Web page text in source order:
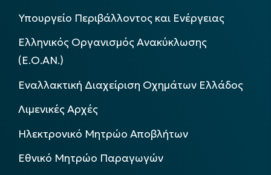
Υπουργείο Περιβάλλοντος και Ενέργειας
Ελληνικός Οργανισμός Ανακύκλωσης
(Ε.Ο.ΑΝ.)
Εναλλακτική Διαχείριση Οχημάτων Ελλάδος
Λιμενικές Αρχές
Ηλεκτρονικό Μητρώο Αποβλήτων
Εθνικό Μητρώο Παραγωγών